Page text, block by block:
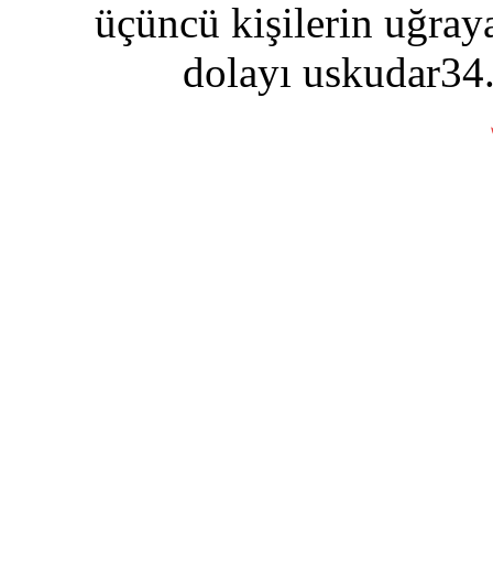
üçüncü kişilerin
dolayı